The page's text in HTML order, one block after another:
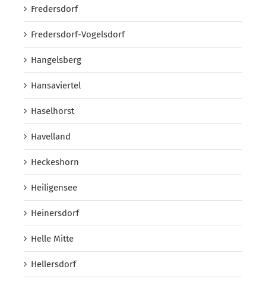
Fredersdorf
Fredersdorf-Vogelsdorf
Hangelsberg
Hansaviertel
Haselhorst
Havelland
Heckeshorn
Heiligensee
Heinersdorf
Helle Mitte
Hellersdorf